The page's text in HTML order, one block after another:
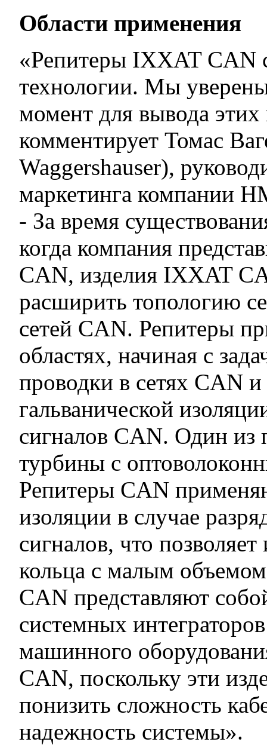
Области применения
«Репитеры IXXAT CAN
технологии. Мы
момент для вывода
комментирует Томас
Waggershauser),
маркетинга компании
- За время
когда компания
CAN, изделия IXXAT
расширить топологию
сетей CAN. Репитеры
областях, начиная с
проводки в сетях CAN и
гальванической
сигналов CAN. Один из
турбины с
Репитеры CAN
изоляции в случае
сигналов, что
кольца с малым
CAN представляют
системных
машинного
CAN, поскольку эти
понизить сложность
надежность системы».